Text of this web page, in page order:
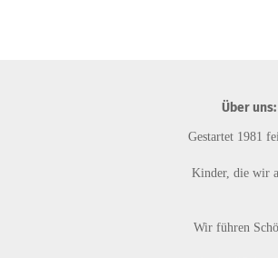
Über uns:
Gestartet 1981
Kinder, die wir
Wir führen